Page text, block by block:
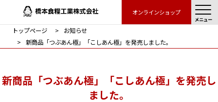
オンラインショップ
メニュー
トップページ
お知らせ
新商品「つぶあん極」「こしあん極」を発売しました。
新商品「つぶあん極」「こしあん極」を発売し
ました。